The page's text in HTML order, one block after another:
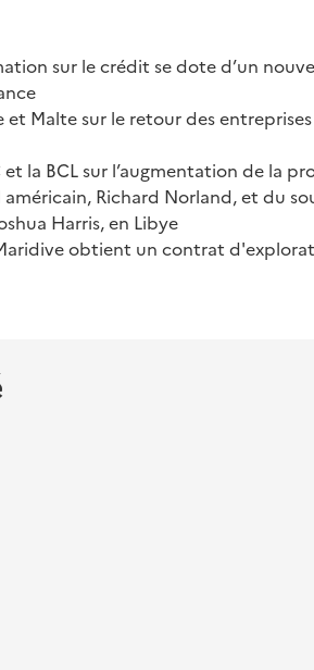
sur le crédit se dote d’un
et Malte sur le retour des
et la BCL sur l’augmentation de la
américain, Richard Norland, et du
Harris, en Libye
obtient un contrat